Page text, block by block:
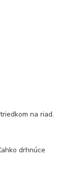
na riad.
drhnúce